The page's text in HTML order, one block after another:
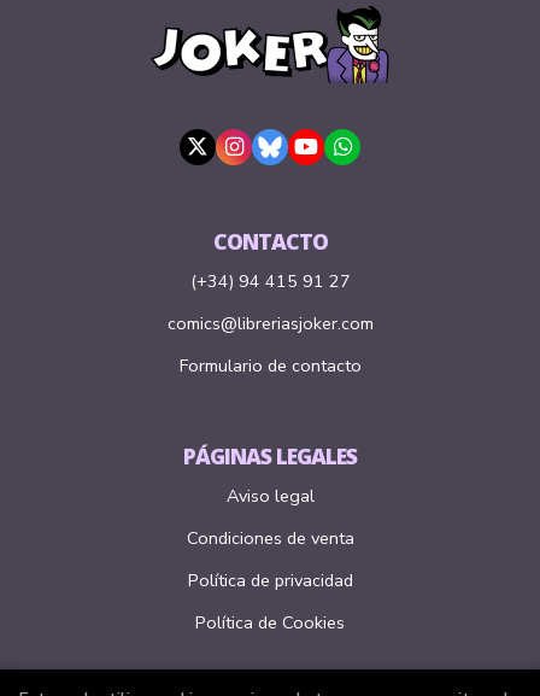
CONTACTO
(+34) 94 415 91 27
comics@libreriasjoker.com
Formulario de contacto
PÁGINAS LEGALES
Aviso legal
Condiciones de venta
Política de privacidad
Política de Cookies